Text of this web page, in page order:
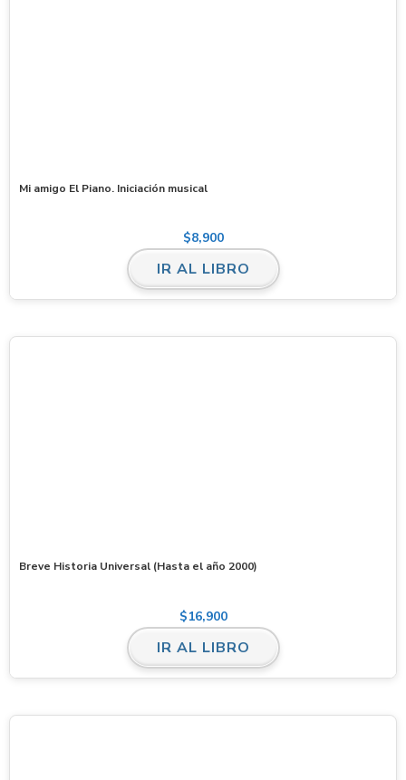
Mi amigo El Piano. Iniciación musical
$8,900
IR AL LIBRO
Breve Historia Universal (Hasta el año 2000)
$16,900
IR AL LIBRO